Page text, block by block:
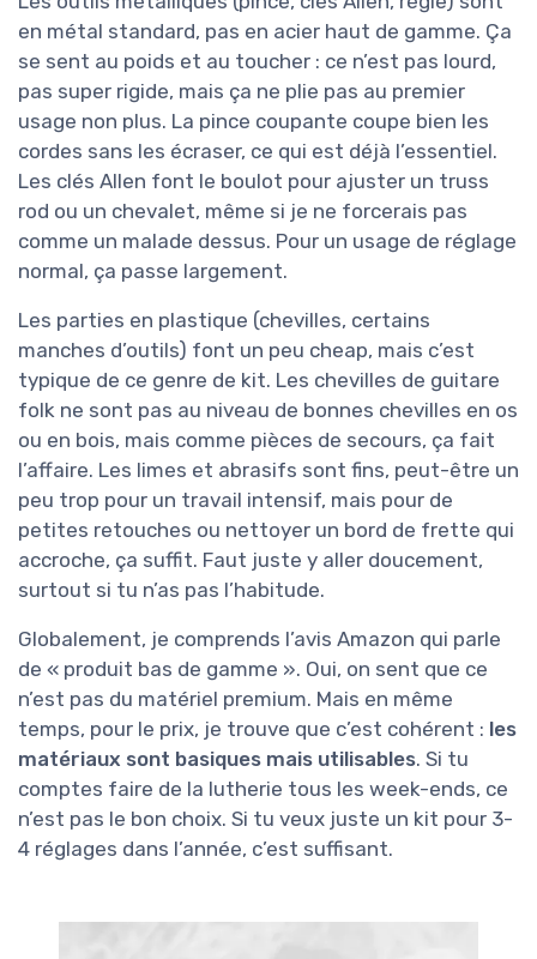
en métal standard, pas en acier haut de gamme. Ça
se sent au poids et au toucher : ce n’est pas lourd,
pas super rigide, mais ça ne plie pas au premier
usage non plus. La pince coupante coupe bien les
cordes sans les écraser, ce qui est déjà l’essentiel.
Les clés Allen font le boulot pour ajuster un truss
rod ou un chevalet, même si je ne forcerais pas
comme un malade dessus. Pour un usage de réglage
normal, ça passe largement.
Les parties en plastique (chevilles, certains
manches d’outils) font un peu cheap, mais c’est
typique de ce genre de kit. Les chevilles de guitare
folk ne sont pas au niveau de bonnes chevilles en os
ou en bois, mais comme pièces de secours, ça fait
l’affaire. Les limes et abrasifs sont fins, peut-être un
peu trop pour un travail intensif, mais pour de
petites retouches ou nettoyer un bord de frette qui
accroche, ça suffit. Faut juste y aller doucement,
surtout si tu n’as pas l’habitude.
Globalement, je comprends l’avis Amazon qui parle
de « produit bas de gamme ». Oui, on sent que ce
n’est pas du matériel premium. Mais en même
temps, pour le prix, je trouve que c’est cohérent : les
matériaux sont basiques mais utilisables. Si tu
comptes faire de la lutherie tous les week-ends, ce
n’est pas le bon choix. Si tu veux juste un kit pour 3-
4 réglages dans l’année, c’est suffisant.